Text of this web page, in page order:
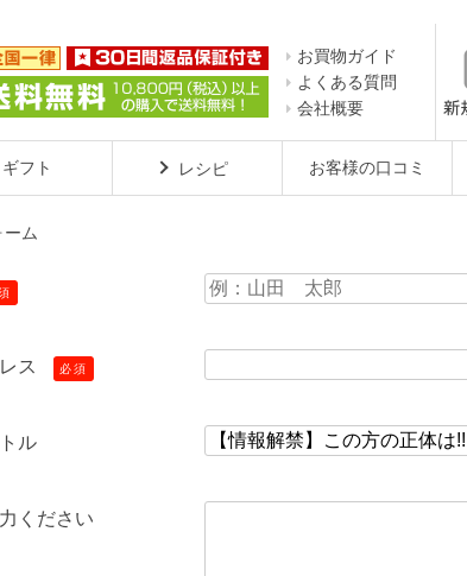
お買物ガイド
よくある質問
会社概要
ギフト レシピ お客様の口コミ
ーム
ス 必須
ル
ください